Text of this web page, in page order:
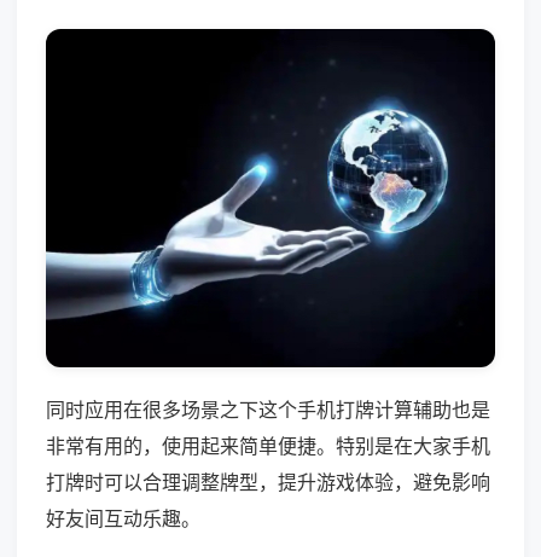
同时应用在很多场景之下这个手机打牌计算辅助也是
非常有用的，使用起来简单便捷。特别是在大家手机
打牌时可以合理调整牌型，提升游戏体验，避免影响
好友间互动乐趣。